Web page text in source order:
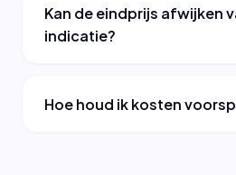
Kan de eindprijs afwijken
indicatie?
Hoe houd ik kosten